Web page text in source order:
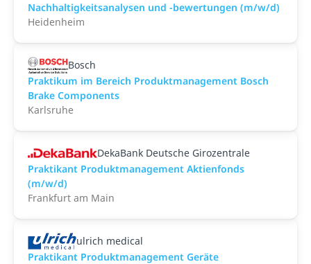
Nachhaltigkeitsanalysen und -bewertungen (m/w/d)
Heidenheim
Bosch
Praktikum im Bereich Produktmanagement Bosch
Brake Components
Karlsruhe
DekaBank Deutsche Girozentrale
Praktikant Produktmanagement Aktienfonds
(m/w/d)
Frankfurt am Main
ulrich medical
Praktikant Produktmanagement Geräte